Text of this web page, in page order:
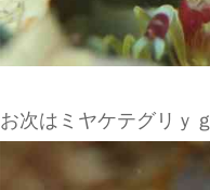
お次はミヤケテグリ